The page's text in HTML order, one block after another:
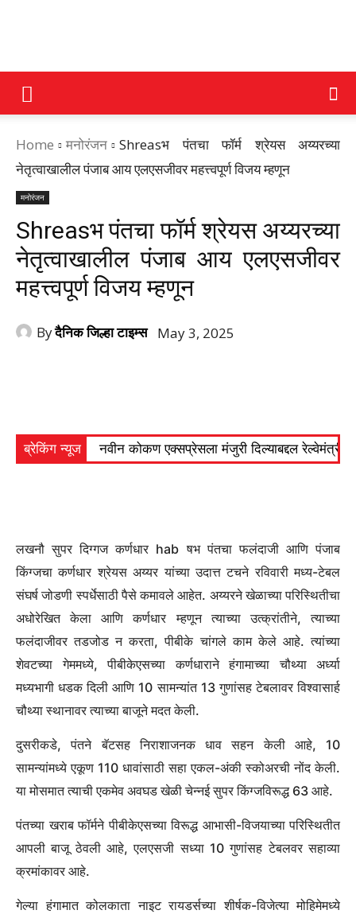
DAINIK
JILHA
TIMES
Home मनोरंजन
Shreasभ पंतचा फॉर्म श्रेयस अय्यरच्या
नेतृत्वाखालील पंजाब आय एलएसजीवर महत्त्वपूर्ण विजय म्हणून
मनोरंजन
Shreasभ पंतचा फॉर्म श्रेयस अय्यरच्या
नेतृत्वाखालील पंजाब आय एलएसजीवर
महत्त्वपूर्ण विजय म्हणून
Byदैनिक जिल्हा टाइम्स May 3, 2025
ब्रेकिंग न्यूज नवीन कोकण एक्सप्रेसला मंजुरी दिल्याबद्दल रेल्वेमंत्री
लखनौ सुपर दिग्गज कर्णधार hab षभ पंतचा फलंदाजी आणि पंजाब
किंग्जचा कर्णधार श्रेयस अय्यर यांच्या उदात्त टचने रविवारी मध्य-टेबल
संघर्ष जोडणी स्पर्धेसाठी पैसे कमावले आहेत. अय्यरने खेळाच्या परिस्थितीचा
अधोरेखित केला आणि कर्णधार म्हणून त्याच्या उत्क्रांतीने, त्याच्या
फलंदाजीवर तडजोड न करता, पीबीके चांगले काम केले आहे. त्यांच्या
शेवटच्या गेममध्ये, पीबीकेएसच्या कर्णधाराने हंगामाच्या चौथ्या अर्ध्या
मध्यभागी धडक दिली आणि 10 सामन्यांत 13 गुणांसह टेबलावर विश्वासार्ह
चौथ्या स्थानावर त्याच्या बाजूने मदत केली.
दुसरीकडे, पंतने बॅटसह निराशाजनक धाव सहन केली आहे, 10
सामन्यांमध्ये एकूण 110 धावांसाठी सहा एकल-अंकी स्कोअरची नोंद केली.
या मोसमात त्याची एकमेव अवघड खेळी चेन्नई सुपर किंग्जविरूद्ध 63 आहे.
पंतच्या खराब फॉर्मने पीबीकेएसच्या विरूद्ध आभासी-विजयाच्या परिस्थितीत
आपली बाजू ठेवली आहे, एलएसजी सध्या 10 गुणांसह टेबलवर सहाव्या
क्रमांकावर आहे.
गेल्या हंगामात कोलकाता नाइट रायडर्सच्या शीर्षक-विजेत्या मोहिमेमध्ये